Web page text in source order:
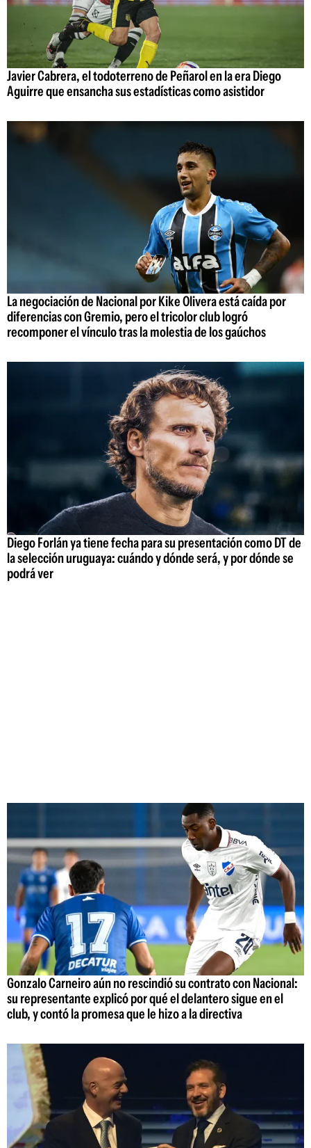
Javier Cabrera, el todoterreno de Peñarol en la era Diego
Aguirre que ensancha sus estadísticas como asistidor
La negociación de Nacional por Kike Olivera está caída por
diferencias con Gremio, pero el tricolor club logró
recomponer el vínculo tras la molestia de los gaúchos
Diego Forlán ya tiene fecha para su presentación como DT de
la selección uruguaya: cuándo y dónde será, y por dónde se
podrá ver
Gonzalo Carneiro aún no rescindió su contrato con Nacional:
su representante explicó por qué el delantero sigue en el
club, y contó la promesa que le hizo a la directiva